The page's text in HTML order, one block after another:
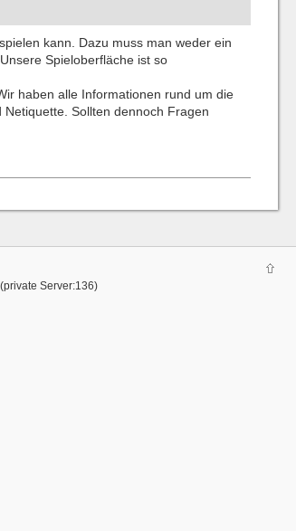
kann. Dazu muss man weder ein
Spieloberfläche ist so
haben alle Informationen rund um die
Sollten dennoch Fragen
Server:136)